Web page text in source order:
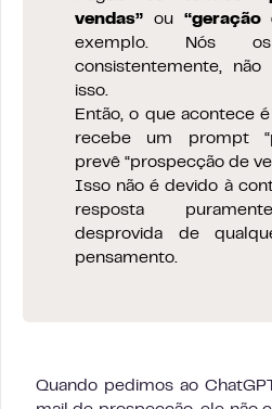
vendas” ou “geração
exemplo. Nós os
consistentemente,
isso.
Então, o que acontece
recebe um prompt
prevê “prospecção de
Isso não é devido à
resposta
desprovida de
pensamento.
Quando pedimos ao